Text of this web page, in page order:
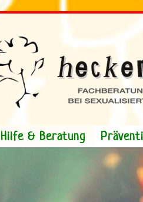
Hilfe & Beratung